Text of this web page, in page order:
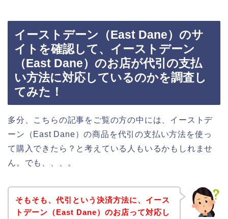
イーストデーン（East Dane）のサ
イトを確認して、イーストデーン
（East Dane）のお店が代引の支払
い方法に対応しているのかを調査し
てみた！
多分、こちらの記事をご覧の方の中には、イーストデ
ーン（East Dane）の商品を代引の支払い方法を使っ
て購入できたら？と考えている人もいるかもしれませ
ん。でも、、、。
そもそも、代引という決済方法に、イース
トデーン（East Dane）のお店って対応し